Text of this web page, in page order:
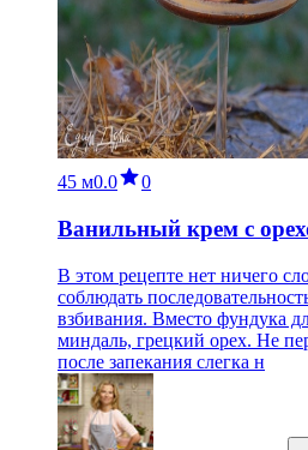
45 м0.0 0
Ванильный крем с
В этом рецепте нет ничего
соблюдать
взбивания. Вместо фундука
миндаль, грецкий орех. Не
после запекания слегка н